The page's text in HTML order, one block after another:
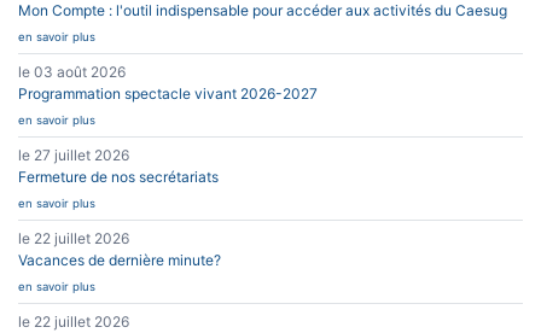
Mon Compte : l'outil indispensable pour accéder aux activités du Caesug
en savoir plus
le 03 août 2026
Programmation spectacle vivant 2026-2027
en savoir plus
le 27 juillet 2026
Fermeture de nos secrétariats
en savoir plus
le 22 juillet 2026
Vacances de dernière minute?
en savoir plus
le 22 juillet 2026